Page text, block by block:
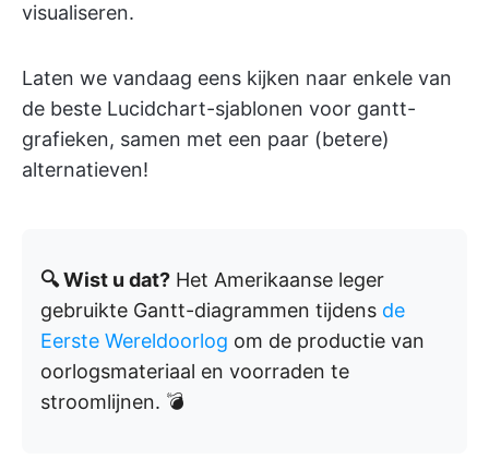
visualiseren.
Laten we vandaag eens kijken naar enkele van
de beste Lucidchart-sjablonen voor gantt-
grafieken, samen met een paar (betere)
alternatieven!
🔍 Wist u dat? Het Amerikaanse leger
gebruikte Gantt-diagrammen tijdens de
Eerste Wereldoorlog om de productie van
oorlogsmateriaal en voorraden te
stroomlijnen. 💣